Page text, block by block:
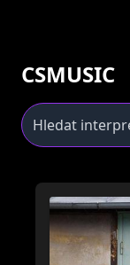
CSMUSIC